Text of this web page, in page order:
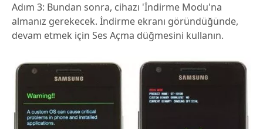
Adım 3: Bundan sonra, cihazı 'İndirme Modu'na
almanız gerekecek. İndirme ekranı göründüğünde,
devam etmek için Ses Açma düğmesini kullanın.